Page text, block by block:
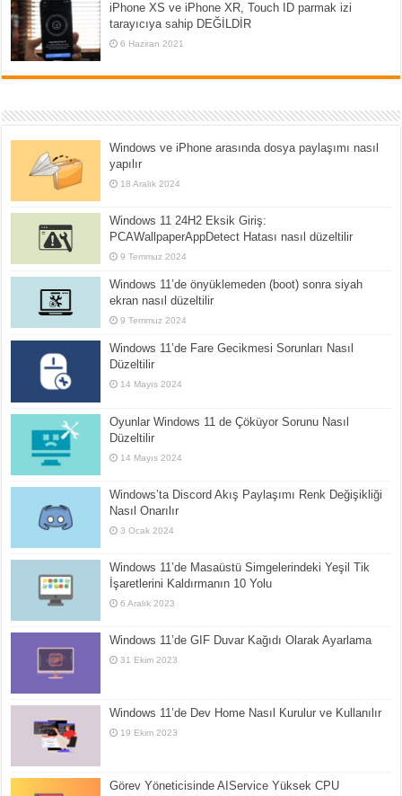
iPhone XS ve iPhone XR, Touch ID parmak izi
tarayıcıya sahip DEĞİLDİR
6 Haziran 2021
Windows ve iPhone arasında dosya paylaşımı nasıl
yapılır
18 Aralık 2024
Windows 11 24H2 Eksik Giriş:
PCAWallpaperAppDetect Hatası nasıl düzeltilir
9 Temmuz 2024
Windows 11’de önyüklemeden (boot) sonra siyah
ekran nasıl düzeltilir
9 Temmuz 2024
Windows 11’de Fare Gecikmesi Sorunları Nasıl
Düzeltilir
14 Mayıs 2024
Oyunlar Windows 11 de Çöküyor Sorunu Nasıl
Düzeltilir
14 Mayıs 2024
Windows’ta Discord Akış Paylaşımı Renk Değişikliği
Nasıl Onarılır
3 Ocak 2024
Windows 11’de Masaüstü Simgelerindeki Yeşil Tik
İşaretlerini Kaldırmanın 10 Yolu
6 Aralık 2023
Windows 11’de GIF Duvar Kağıdı Olarak Ayarlama
31 Ekim 2023
Windows 11’de Dev Home Nasıl Kurulur ve Kullanılır
19 Ekim 2023
Görev Yöneticisinde AIService Yüksek CPU